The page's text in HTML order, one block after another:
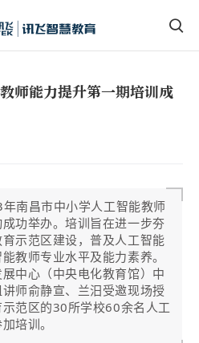
师能力提升第一期培训成
南昌市中小学人工智能教师
功举办。培训旨在进一步夯
示范区建设，普及人工智能
教师专业水平及能力素养。
中心（中央电化教育馆）中
师俞静宣、兰汨受邀现场授
范区的30所学校60余名人工
培训。